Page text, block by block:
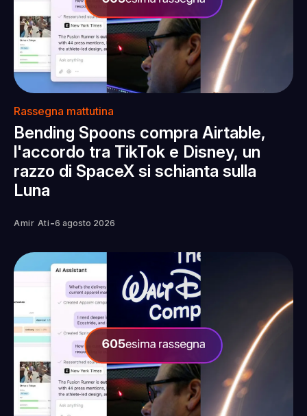
Rassegna mattutina
Bending Spoons compra Airtable,
l'accordo tra TikTok e Disney, un
razzo di SpaceX si schianta sulla
Luna
Amir Ati -6 agosto 2026